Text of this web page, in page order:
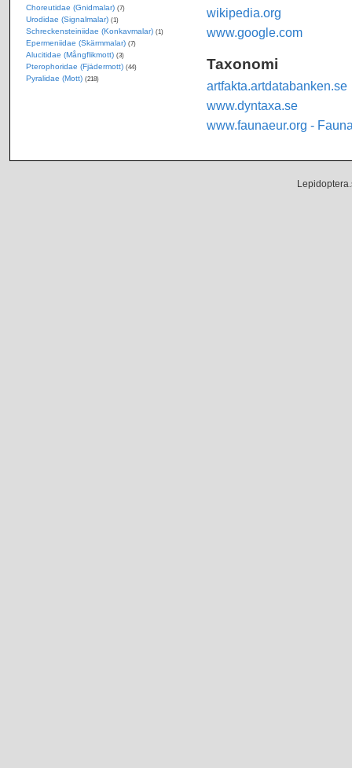
wikipedia.org
www.google.com
Taxonomi
artfakta.artdatabanken.se
www.dyntaxa.se
www.faunaeur.org -
Choreutidae (Gnidmalar) (7)
Urodidae (Signalmalar) (1)
Schreckensteiniidae (Konkavmalar) (1)
Epermeniidae (Skärmmalar) (7)
Alucitidae (Mångflikmott) (3)
Pterophoridae (Fjädermott) (44)
Pyralidae (Mott) (218)